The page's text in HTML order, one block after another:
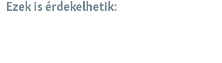
Ezek is érdekelhetik: